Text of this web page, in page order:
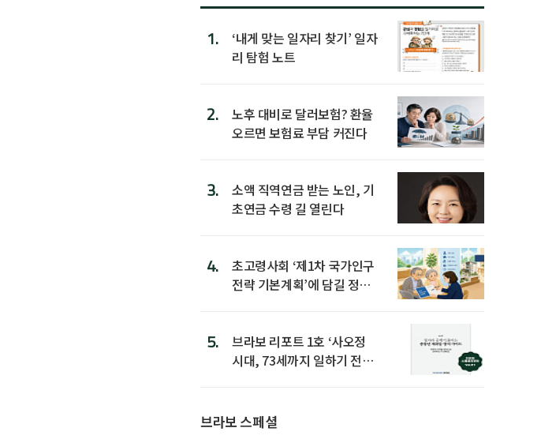
1.
‘내게 맞는 일자리 찾기’ 일자
리 탐험 노트
2.
노후 대비로 달러보험? 환율
오르면 보험료 부담 커진다
3.
소액 직역연금 받는 노인, 기
초연금 수령 길 열린다
4.
초고령사회 ‘제1차 국가인구
전략 기본계획’에 담길 정책
5.
브라보 리포트 1호 ‘사오정
시대, 73세까지 일하기 전략’
브라보 스페셜